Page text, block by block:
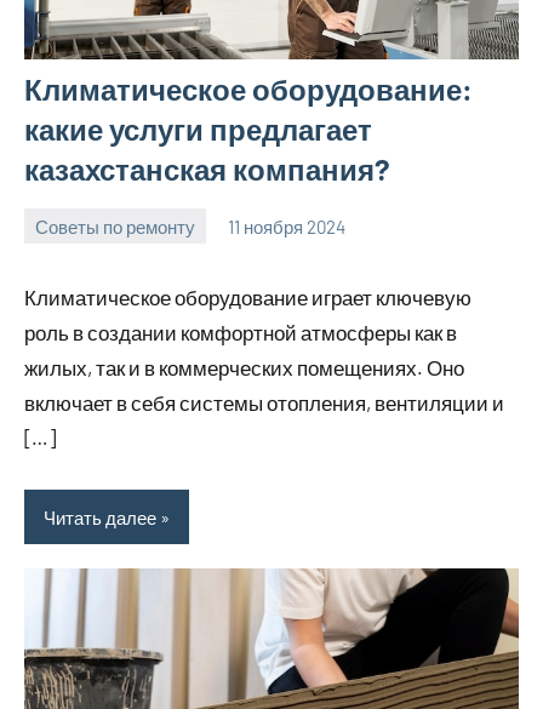
Климатическое оборудование:
какие услуги предлагает
казахстанская компания?
Советы по ремонту 11 ноября 2024
Климатическое оборудование играет ключевую
роль в создании комфортной атмосферы как в
жилых, так и в коммерческих помещениях. Оно
включает в себя системы отопления, вентиляции и
[…]
Читать далее